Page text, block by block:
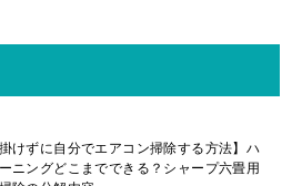
掛けずに自分でエアコン掃除する方法】ハ
ニングどこまでできる？シャープ六畳用